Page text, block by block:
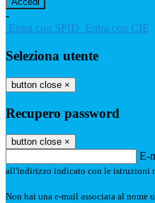
-
Entra con SPID Entra con CIE
Seleziona utente
button close ×
Recupero password
button close ×
E-
all'indirizzo indicato con le istruzioni
Non hai una e-mail associata al nome